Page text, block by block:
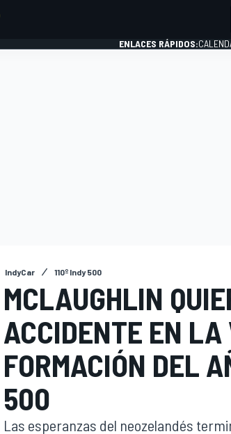
INDYCAR
ENLACES RÁPIDOS:
IndyCar 110º Indy 500
MCLAUGHLIN
ACCIDENTE EN LA
FORMACIÓN DEL
500
Las esperanzas del neozelandés